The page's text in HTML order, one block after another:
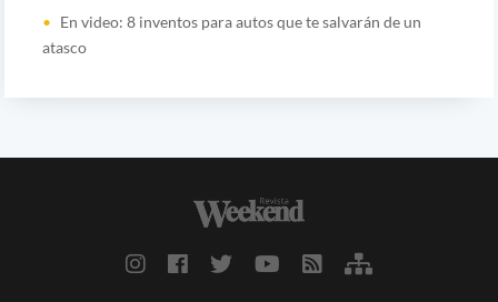
En video: 8 inventos para autos que te salvarán de un
atasco